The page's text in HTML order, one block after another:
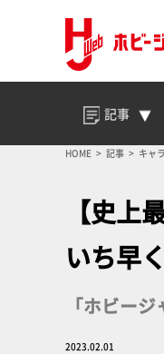
記事
HOME 記事 キャ
【史上
いち早
「ホビー
2023.02.01